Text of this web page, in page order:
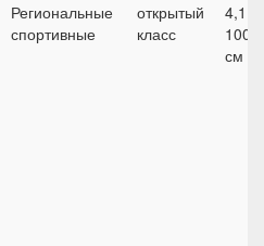
Региональные
спортивные
открытый
класс
4,1,
100
см